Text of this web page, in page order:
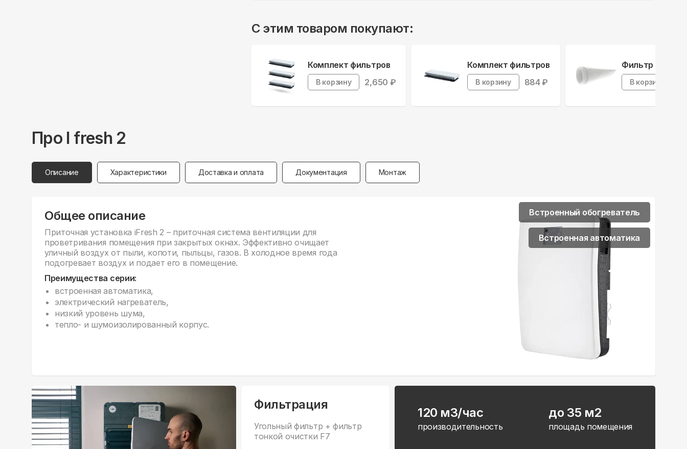
С этим товаром покупают:
Комплект фильтров
В корзину 2,650 ₽
Комплект фильтров
В корзину 884₽
Фильтр F5
В корзину
Про I fresh 2
Описание Характеристики Доставка и оплата Документация Монтаж
Общее описание
Приточная установка iFresh 2 – приточная система вентиляции для
проветривания помещения при закрытых окнах. Эффективно очищает
уличный воздух от пыли, копоти, пыльцы, газов. В холодное время года
подогревает воздух и подает его в помещение.
Преимущества серии:
встроенная автоматика,
электрический нагреватель,
низкий уровень шума,
тепло- и шумоизолированный корпус.
Встроенный обогреватель
Встроенная автоматика
Фильтрация
Угольный фильтр + фильтр
тонкой очистки F7
120 м3/час
производительность
до 35 м2
площадь помещения